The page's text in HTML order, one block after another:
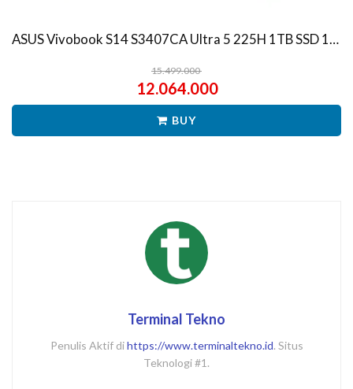
ASUS Vivobook S14 S3407CA Ultra 5 225H 1TB SSD 16GB WUXGA IPS Win11+OHS
15.499.000
12.064.000
BUY
Terminal Tekno
Penulis Aktif dihttps://www.terminaltekno.id. Situs
Teknologi #1.